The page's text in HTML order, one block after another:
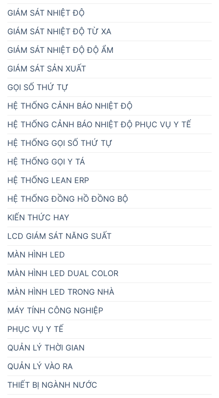
GIÁM SÁT NHIỆT ĐỘ
GIÁM SÁT NHIỆT ĐỘ TỪ XA
GIÁM SÁT NHIỆT ĐỘ ĐỘ ẨM
GIÁM SÁT SẢN XUẤT
GỌI SỐ THỨ TỰ
HỆ THỐNG CẢNH BÁO NHIỆT ĐỘ
HỆ THỐNG CẢNH BÁO NHIỆT ĐỘ PHỤC VỤ Y TẾ
HỆ THỐNG GỌI SỐ THỨ TỰ
HỆ THỐNG GỌI Y TÁ
HỆ THỐNG LEAN ERP
HỆ THỐNG ĐỒNG HỒ ĐỒNG BỘ
KIẾN THỨC HAY
LCD GIÁM SÁT NĂNG SUẤT
MÀN HÌNH LED
MÀN HÌNH LED DUAL COLOR
MÀN HÌNH LED TRONG NHÀ
MÁY TÍNH CÔNG NGHIỆP
PHỤC VỤ Y TẾ
QUẢN LÝ THỜI GIAN
QUẢN LÝ VÀO RA
THIẾT BỊ NGÀNH NƯỚC